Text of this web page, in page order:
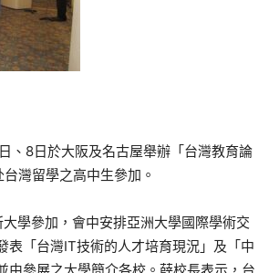
、8日於大阪及名古屋舉辦「台灣教育論
灣留學之高中生參加。
學參加，會中安排亞洲大學國際學術交
表「台灣IT技術的人才培育現況」及「中